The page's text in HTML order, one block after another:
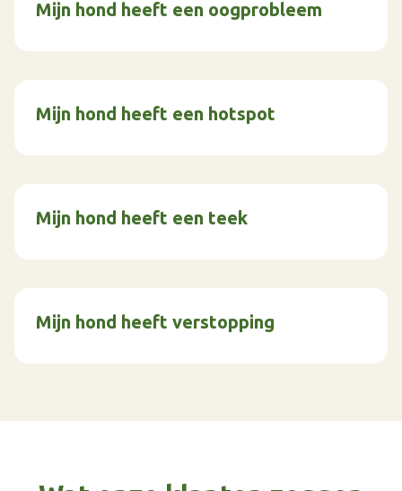
Mijn hond heeft een oogprobleem
Mijn hond heeft een hotspot
Mijn hond heeft een teek
Mijn hond heeft verstopping